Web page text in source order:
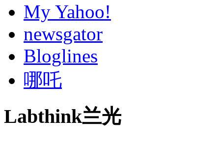
My Yahoo!
newsgator
Bloglines
哪吒
Labthink兰光